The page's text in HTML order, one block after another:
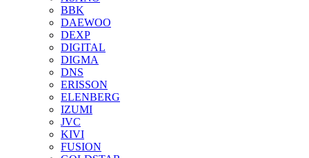
BBK
DAEWOO
DEXP
DIGITAL
DIGMA
DNS
ERISSON
ELENBERG
IZUMI
JVC
KIVI
FUSION